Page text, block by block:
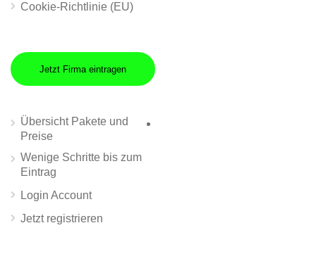
Cookie-Richtlinie (EU)
Jetzt Firma eintragen
Übersicht Pakete und
Preise
Wenige Schritte bis zum
Eintrag
Login Account
Jetzt registrieren